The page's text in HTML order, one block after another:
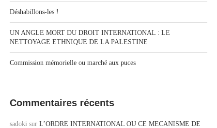
Déshabillons-les !
UN ANGLE MORT DU DROIT INTERNATIONAL : LE
NETTOYAGE ETHNIQUE DE LA PALESTINE
Commission mémorielle ou marché aux puces
Commentaires récents
sadoki sur L’ORDRE INTERNATIONAL OU CE MECANISME DE